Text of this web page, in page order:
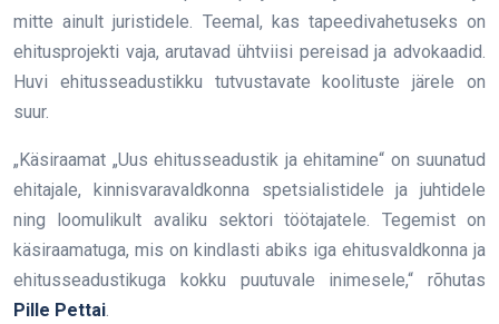
mitte ainult juristidele. Teemal, kas tapeedivahetuseks on
ehitusprojekti vaja, arutavad ühtviisi pereisad ja advokaadid.
Huvi ehitusseadustikku tutvustavate koolituste järele on
suur.
„Käsiraamat „Uus ehitusseadustik ja ehitamine“ on suunatud
ehitajale, kinnisvaravaldkonna spetsialistidele ja juhtidele
ning loomulikult avaliku sektori töötajatele. Tegemist on
käsiraamatuga, mis on kindlasti abiks iga ehitusvaldkonna ja
ehitusseadustikuga kokku puutuvale inimesele,“ rõhutas
Pille Pettai.